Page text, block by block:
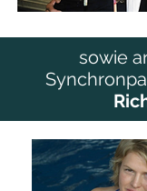
sowie